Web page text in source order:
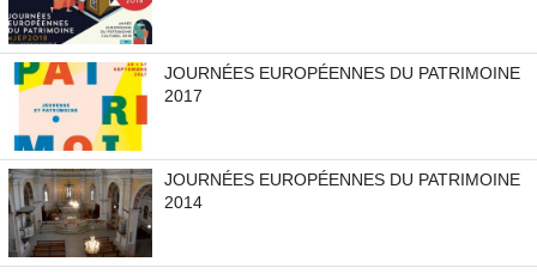
JOURNÉES EUROPÉENNES DU PATRIMOINE
2017
JOURNÉES EUROPÉENNES DU PATRIMOINE
2014